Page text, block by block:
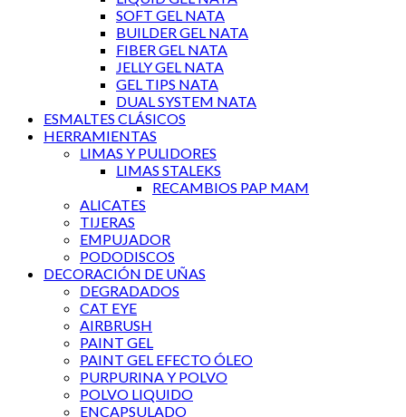
SOFT GEL NATA
BUILDER GEL NATA
FIBER GEL NATA
JELLY GEL NATA
GEL TIPS NATA
DUAL SYSTEM NATA
ESMALTES CLÁSICOS
HERRAMIENTAS
LIMAS Y PULIDORES
LIMAS STALEKS
RECAMBIOS PAP MAM
ALICATES
TIJERAS
EMPUJADOR
PODODISCOS
DECORACIÓN DE UÑAS
DEGRADADOS
CAT EYE
AIRBRUSH
PAINT GEL
PAINT GEL EFECTO ÓLEO
PURPURINA Y POLVO
POLVO LIQUIDO
ENCAPSULADO